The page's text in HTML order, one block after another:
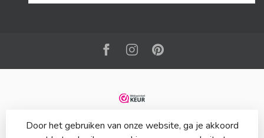
Door het gebruiken van onze website, ga je akkoord